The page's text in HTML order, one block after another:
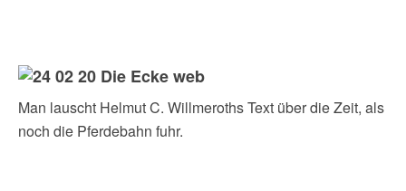
Man lauscht Helmut C. Willmeroths Text über die Zeit, als
noch die Pferdebahn fuhr.